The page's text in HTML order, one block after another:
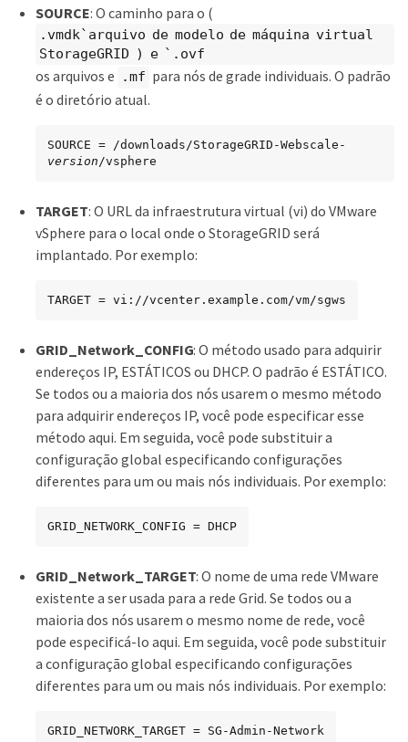
SOURCE: O caminho para o (
.vmdk`arquivo de modelo de máquina virtual
StorageGRID ) e `.ovf
os arquivos e .mf para nós de grade individuais. O padrão
é o diretório atual.
SOURCE = /downloads/StorageGRID-Webscale-
version /vsphere
TARGET: O URL da infraestrutura virtual (vi) do VMware
vSphere para o local onde o StorageGRID será
implantado. Por exemplo:
TARGET = vi://vcenter.example.com/vm/sgws
GRID_Network_CONFIG: O método usado para adquirir
endereços IP, ESTÁTICOS ou DHCP. O padrão é ESTÁTICO.
Se todos ou a maioria dos nós usarem o mesmo método
para adquirir endereços IP, você pode especificar esse
método aqui. Em seguida, você pode substituir a
configuração global especificando configurações
diferentes para um ou mais nós individuais. Por exemplo:
GRID_NETWORK_CONFIG = DHCP
GRID_Network_TARGET: O nome de uma rede VMware
existente a ser usada para a rede Grid. Se todos ou a
maioria dos nós usarem o mesmo nome de rede, você
pode especificá-lo aqui. Em seguida, você pode substituir
a configuração global especificando configurações
diferentes para um ou mais nós individuais. Por exemplo:
GRID_NETWORK_TARGET = SG-Admin-Network